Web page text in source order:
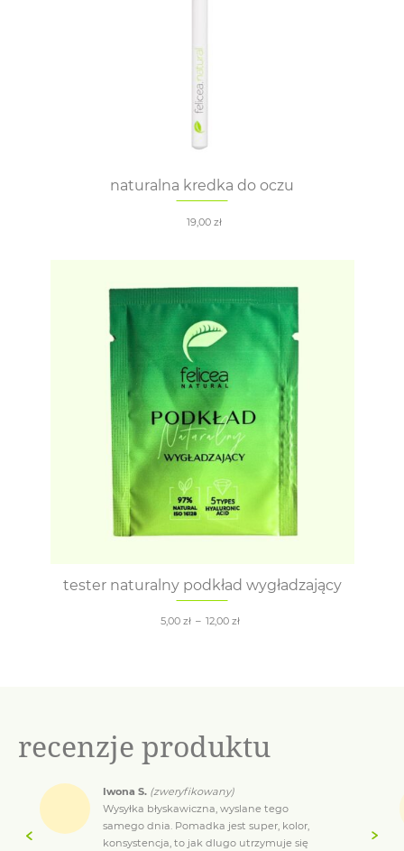
naturalna kredka do oczu
19,00 zł
tester naturalny podkład wygładzający
5,00 zł – 12,00 zł
zakres
recenzje produktu
Iwona S. (zweryfikowany)
Wysyłka błyskawiczna, wyslane tego
samego dnia. Pomadka jest super, kolor,
konsystencja, to jak dlugo utrzymuje się